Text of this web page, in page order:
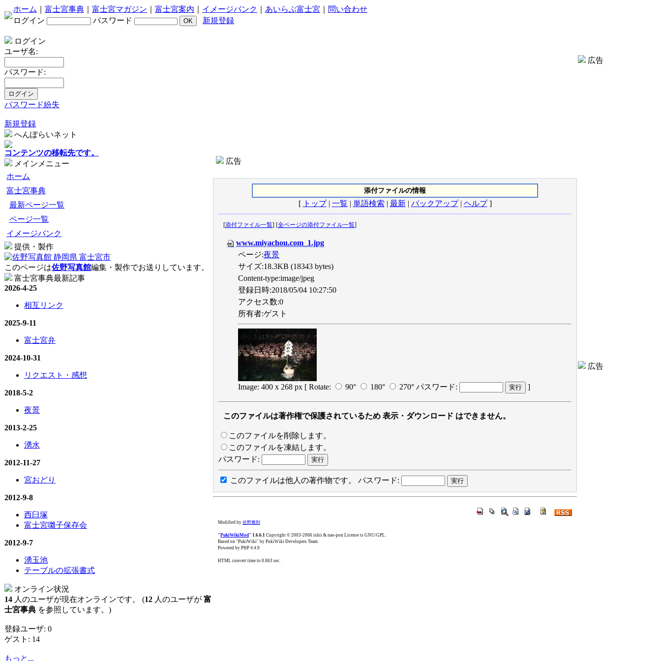
ホーム 富士宮事典 富士宮マガジン 富士宮案内 イメージバンク あいらぶ富士宮
問い合わせ
ログイン
パスワード 新規登録
ログイン
ユーザ名:
パスワード:
パスワード紛失
新規登録
へんぽらいネット
コンテンツの移転先です。
メインメニュー
ホーム
富士宮事典
最新ページ一覧
ページ一覧
イメージバンク
提供・製作
このページは佐野写真館編集・製作でお送りしています。
富士宮事典最新記事
2026-4-25
相互リンク
2025-9-11
富士宮弁
2024-10-31
リクエスト・感想
2018-5-2
夜景
2013-2-25
湧水
2012-11-27
宮おどり
2012-9-8
西臼塚
富士宮囃子保存会
2012-9-7
湧玉池
テーブルの拡張書式
オンライン状況
14 人のユーザが現在オンラインです。 (12 人のユーザが 富
士宮事典 を参照しています。)
登録ユーザ: 0
ゲスト: 14
もっと...
広告
添付ファイルの情報
[ トップ| 一覧 | 単語検索 | 最新| バックアップ| ヘルプ]
[添付ファイル一覧] [全ページの添付ファイル一覧]
www.miyachou.com_1.jpg
ページ:夜景
サイズ:18.3KB (18343 bytes)
Content-type:image/jpeg
登録日時:2018/05/04 10:27:50
アクセス数:0
所有者:ゲスト
Image: 400 x 268 px [ Rotate: 90° 180° 270° パスワード: ]
このファイルは著作権で保護されているため 表示・ダウンロード はできません。
このファイルを削除します。
このファイルを凍結します。
パスワード:
このファイルは他人の著作物です。 パスワード:
Modified by 佐野雅則
"PukiWikiMod" 1.6.6.1 Copyright © 2003-2006 ishii & nao-pon License is GNU/GPL.
Based on "PukiWiki" by PukiWiki Developers Team
Powered by PHP 4.4.9
HTML convert time to 0.063 sec.
広告
広告